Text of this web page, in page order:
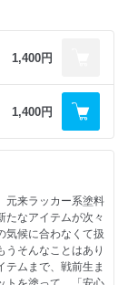
） タミヤ1/24:
） ハセガワ
・ホビー1/700：
マ1/700：ヤタガ
証する
眞田李風
濱田 謙
1,400円
1,400円
元来ラッカー系塗料
たなアイテムが次々
気候に合わなくて扱
うそんなことはあり
テムまで、戦前生ま